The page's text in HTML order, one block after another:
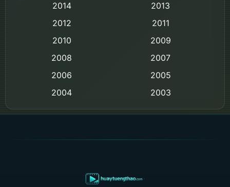
2014
2013
2012
2011
2010
2009
2008
2007
2006
2005
2004
2003
2002
2000